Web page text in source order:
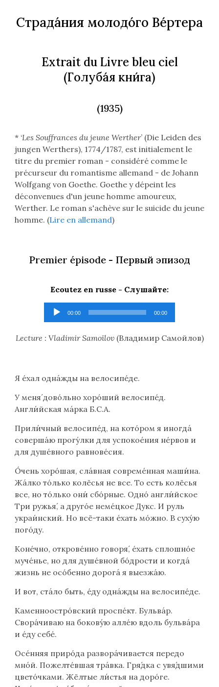
Страда́ния молодо́го Ве́ртера
Extrait du Livre bleu ciel
(Голуба́я кни́га)
(1935)
* ‘Les Souffrances du jeune Werther’ (Die Leiden des
jungen Werthers), 1774/1787, est initialement le
titre du premier roman - considéré comme le
précurseur du romantisme allemand - de Johann
Wolfgang von Goethe. Goethe y dépeint les
déconvenues d'un jeune homme amoureux,
Werther. Le roman s'achève sur le suicide du jeune
homme. (Lire en allemand)
Premier épisode - Первый эпизод
Ecoutez en russe - Слушайте:
Lecteur00:00 00:00
Lecture : Vladimir Samoïlov (Владимир Самойлов)
Я éхал однáжды на велосипéде.
У меня́ довóльно хорóший велосипéд.
Англи́йская мáрка Б.С.А.
Прили́чный велосипéд, на котóром я иногдá
соверша́ю прогу́лки для успокое́ния нéрвов и
для душéвного равновéсия.
Óчень хорóшая, слáвная совремéнная маши́на.
Жáлко тóлько колёсья не все. То есть колёсья
все, но тóлько они́ сбóрные. Однó англи́йское
Три ружья́, а другóе немéцкое Дукс. И руль
украи́нский. Но всё-таки éхать мóжно. В суху́ю
погóду.
Конéчно, откровéнно говоря́, éхать сплошнóе
мучéнье, но для душéвной бóдрости и когдá
жизнь не осóбенно дорогá я выезжа́ю.
И вот, стáло быть, éду однáжды на велосипéде.
Каменноострóвский проспéкт. Бульвáр.
Свора́чиваю на бокову́ю аллéю вдоль бульвáра
и éду себé.
Осéнняя прирóда разворáчивается передо
мно́й. Пожелтéвшая трáвка. Гря́дка с увя́дшими
цветóчками. Жёлтые ли́стья на дорóге.